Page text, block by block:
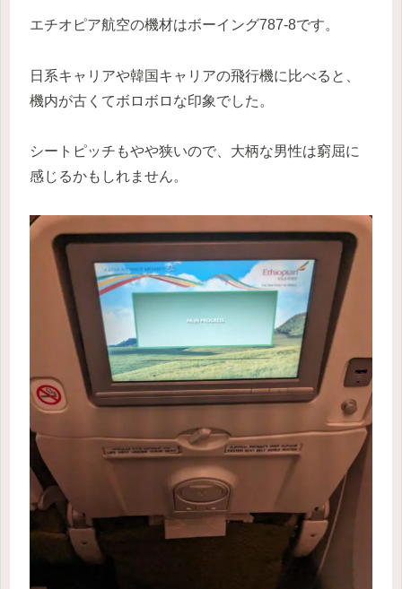
エチオピア航空の機材はボーイング787-8です。
日系キャリアや韓国キャリアの飛行機に比べると、
機内が古くてボロボロな印象でした。
シートピッチもやや狭いので、大柄な男性は窮屈に
感じるかもしれません。